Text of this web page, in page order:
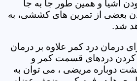
اشیا و همین طور جا به جا
بعضی از تمرین های کششی، به
شد.
درمان درد کمر علاوه بر درمان
کردن دردهای قسمت کمر و
دوباره مریضی ، می توان به